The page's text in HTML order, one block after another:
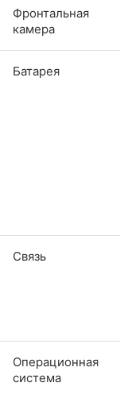
Фронтальная
камера
Батарея
Связь
Операционная
система